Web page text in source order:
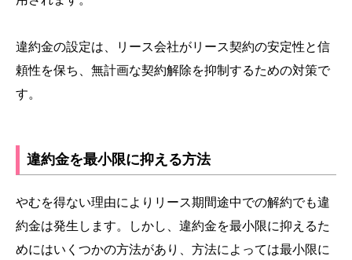
違約金の設定は、リース会社がリース契約の安定性と信
頼性を保ち、無計画な契約解除を抑制するための対策で
す。
違約金を最小限に抑える方法
やむを得ない理由によりリース期間途中での解約でも違
約金は発生します。しかし、違約金を最小限に抑えるた
めにはいくつかの方法があり、方法によっては最小限に